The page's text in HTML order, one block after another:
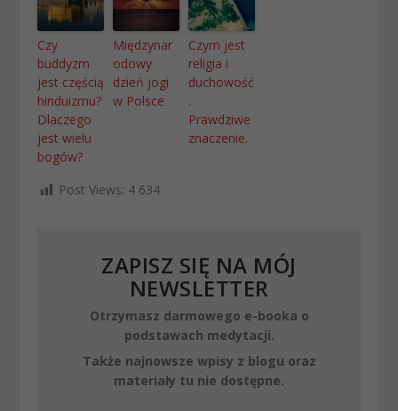
Czy
buddyzm
jest częścią
hinduizmu?
Dlaczego
jest wielu
bogów?
Międzynar
odowy
dzień jogi
w Polsce
Czym jest
religia i
duchowość
.
Prawdziwe
znaczenie.
Post Views: 4 634
ZAPISZ SIĘ NA MÓJ
NEWSLETTER
Otrzymasz darmowego e-booka o
podstawach medytacji.
Także najnowsze wpisy z blogu oraz
materiały tu nie dostępne.